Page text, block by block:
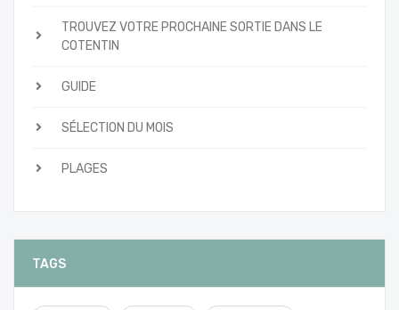
TROUVEZ VOTRE PROCHAINE SORTIE DANS LE
COTENTIN
GUIDE
SÉLECTION DU MOIS
PLAGES
TAGS